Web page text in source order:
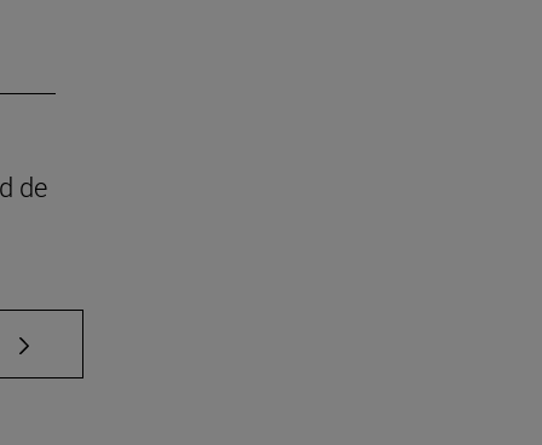
de
TAB para desplazarse.